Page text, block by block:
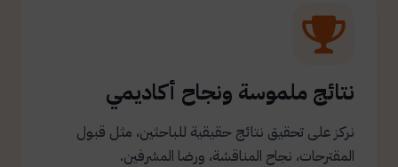
نتائج ملموسة ونجاح أكاديمي
نركز على تحقيق نتائج حقيقية للباحثين، مثل قبول
المقترحات، نجاح المناقشة، ورضا المشرفين.